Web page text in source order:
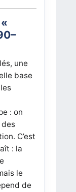
une
base
: on
C’est
: la
le
de